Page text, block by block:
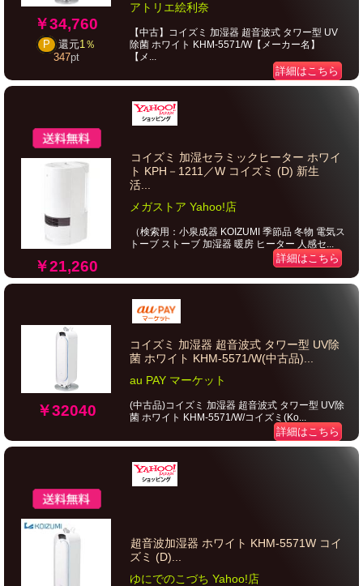
￥34,760
P 還元1％
347pt
アトリエ絵利奈
【中古】コイズミ 加湿器 超音波式 タワー型 UV
除菌 ホワイト KHM-5571/W【メーカー名】
【メ...
詳細はこちら
￥21,260
コイズミ 加湿セラミックヒーター ホワイ
ト KPH－1211／W コイズミ (D) 新生
活...
メガストア Yahoo!店
（検索用：小泉成器 KOIZUMI 季節品 冬物 電気ス
トーブ ストーブ 加湿器 暖房 ヒーター 人感セ...
詳細はこちら
￥32040
コイズミ 加湿器 超音波式 タワー型 UV除
菌 ホワイト KHM-5571/W(中古品)...
au PAY マーケット
(中古品)コイズミ 加湿器 超音波式 タワー型 UV除
菌 ホワイト KHM-5571/W/コイズミ(Ko...
詳細はこちら
超音波加湿器 ホワイト KHM-5571W コイ
ズミ (D)...
ゆにでのこづち Yahoo!店